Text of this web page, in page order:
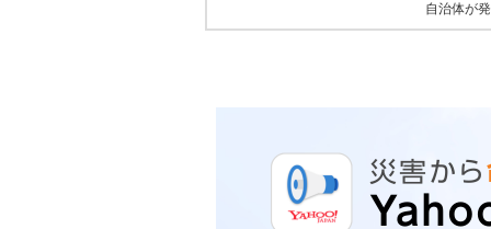
自治体が